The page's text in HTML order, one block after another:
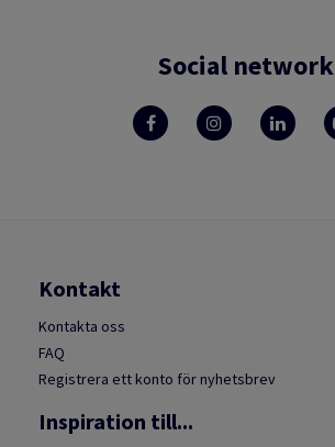
Social network
Kontakt
Kontakta oss
FAQ
Registrera ett konto för nyhetsbrev
Inspiration till...